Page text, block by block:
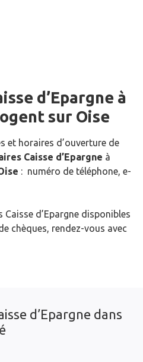
d’Epargne à
sur Oise
et horaires d’ouverture de
Caisse d’Epargne à
: numéro de téléphone, e-
d’Epargne disponibles
chèques, rendez-vous avec
d’Epargne dans